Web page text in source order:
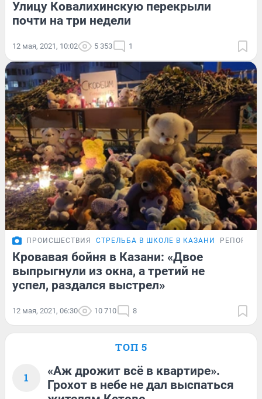
Улицу Ковалихинскую перекрыли
почти на три недели
12 мая, 2021, 10:02 5 353 1
ПРОИСШЕСТВИЯ СТРЕЛЬБА В ШКОЛЕ В КАЗАНИ
Кровавая бойня в Казани: «Двое
выпрыгнули из окна, а третий не
успел, раздался выстрел»
12 мая, 2021, 06:30 10 710 8
ТОП 5
1
«Аж дрожит всё в квартире».
Грохот в небе не дал выспаться